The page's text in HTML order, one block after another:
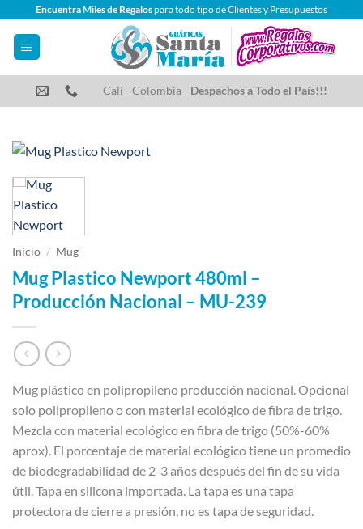
contenido
Encuentra Miles de Regalospara todo tipo de Clientes y Presupuestos
Cali - Colombia - Despachos a Todo el País!!!
Inicio / Mug
Mug Plastico Newport 480ml –
Producción Nacional – MU-239
Mug plástico en polipropileno producción nacional. Opcional
solo polipropileno o con material ecológico de fibra de trigo.
Mezcla con material ecológico en fibra de trigo (50%-60%
aprox). El porcentaje de material ecológico tiene un promedio
de biodegradabilidad de 2-3 años después del fin de su vida
útil. Tapa en silicona importada. La tapa es una tapa
protectora de cierre a presión, no es tapa de seguridad.